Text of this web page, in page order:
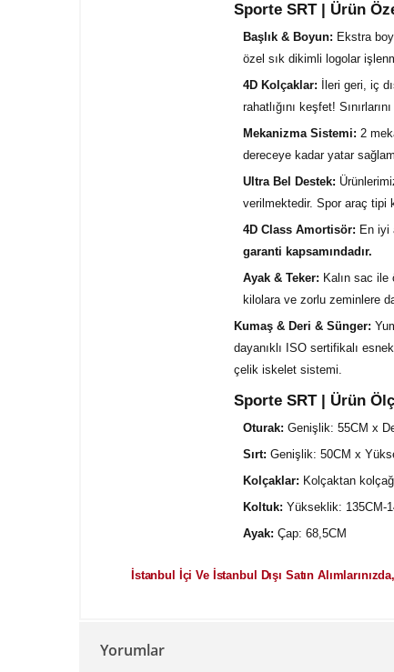
Sporte SRT | Ürün
Başlık & Boyun: Ekstra
özel sık dikimli logolar
4D Kolçaklar: İleri geri, iç
rahatlığını keşfet!
Mekanizma Sistemi: 2
dereceye kadar yatar
Ultra Bel Destek:
verilmektedir. Spor araç tipi
4D Class Amortisör: En iyi
garanti kapsamındadır.
Ayak & Teker: Kalın sac
kilolara ve zorlu zeminlere
Kumaş & Deri & Sünger:
dayanıklı ISO sertifikalı
çelik iskelet sistemi.
Sporte SRT | Ürün
Oturak: Genişlik: 55CM x
Sırt: Genişlik: 50CM x
Kolçaklar: Kolçaktan
Koltuk: Yükseklik: 135CM-
Ayak: Çap: 68,5CM
İstanbul İçi Ve İstanbul Dışı Satın
Yorumlar